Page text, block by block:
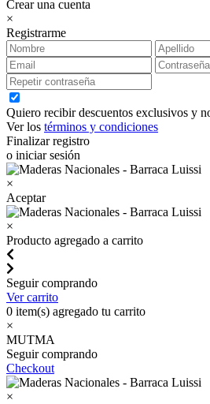
Crear una cuenta
×
Registrarme
Quiero recibir descuentos exclusivos y
Ver los términos y condiciones
Finalizar registro
o iniciar sesión
×
Aceptar
×
Producto agregado a carrito
Seguir comprando
Ver carrito
0 item(s) agregado tu carrito
×
MUTMA
Seguir comprando
Checkout
×